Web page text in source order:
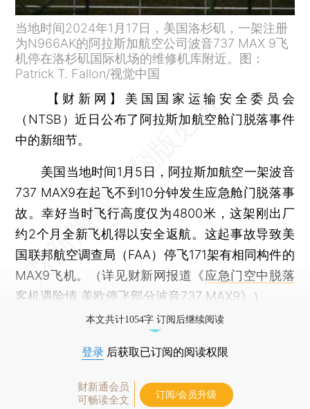
当地时间2024年1月17日，美国洛杉矶，一架注册
为N966AK的阿拉斯加航空公司波音737 MAX 9飞
机停在洛杉矶国际机场的维修机库附近。图：
Patrick T. Fallon/视觉中国
【财新网】 美国国家运输安全委员会
（NTSB）近日公布了阿拉斯加航空舱门脱落事件
中的新细节。
美国当地时间1月5日，阿拉斯加航空一架波音
737 MAX9在起飞不到10分钟发生应急舱门脱落事
故。幸好当时飞行高度仅为4800米，这架刚出厂
约2个月全新飞机得以安全返航。这起事故导致美
国联邦航空调查局（FAA）停飞171架有相同构件的
MAX9飞机。（详见财新网报道《应急门空中脱落
客机遇险情 美欧停飞部分波音737 MAX9》）
本文共计1054字 订阅后继续阅读
登录 后获取已订阅的阅读权限
财新通会员
可畅读全文
订阅/会员升级